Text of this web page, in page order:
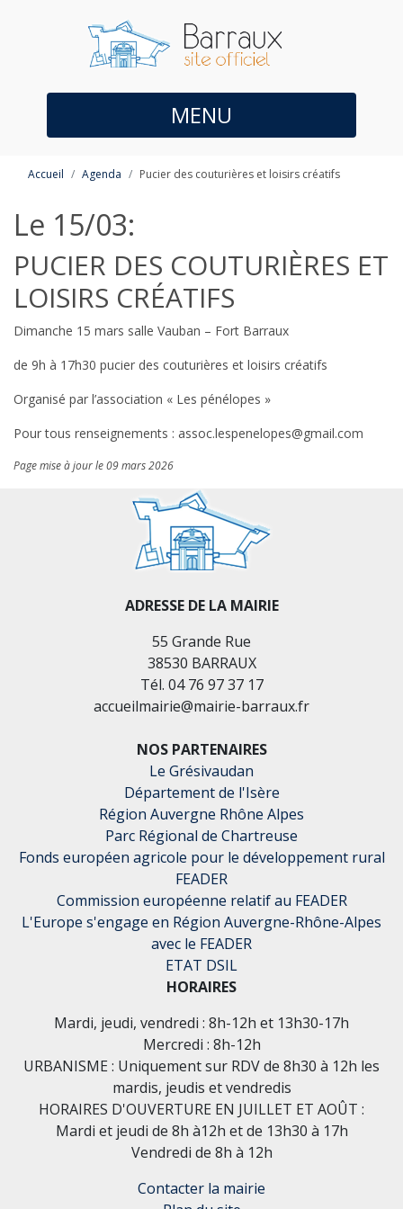
MENU
Accueil Agenda Pucier des couturières et loisirs créatifs
Le 15/03:
PUCIER DES COUTURIÈRES ET
LOISIRS CRÉATIFS
Dimanche 15 mars salle Vauban – Fort Barraux
de 9h à 17h30 pucier des couturières et loisirs créatifs
Organisé par l’association « Les pénélopes »
Pour tous renseignements : assoc.lespenelopes@gmail.com
Page mise à jour le 09 mars 2026
ADRESSE DE LA MAIRIE
55 Grande Rue
38530 BARRAUX
Tél. 04 76 97 37 17
accueilmairie@mairie-barraux.fr
NOS PARTENAIRES
Le Grésivaudan
Département de l'Isère
Région Auvergne Rhône Alpes
Parc Régional de Chartreuse
Fonds européen agricole pour le développement rural
FEADER
Commission européenne relatif au FEADER
L'Europe s'engage en Région Auvergne-Rhône-Alpes
avec le FEADER
ETAT DSIL
HORAIRES
Mardi, jeudi, vendredi : 8h-12h et 13h30-17h
Mercredi : 8h-12h
URBANISME : Uniquement sur RDV de 8h30 à 12h les
mardis, jeudis et vendredis
HORAIRES D'OUVERTURE EN JUILLET ET AOÛT :
Mardi et jeudi de 8h à12h et de 13h30 à 17h
Vendredi de 8h à 12h
Contacter la mairie